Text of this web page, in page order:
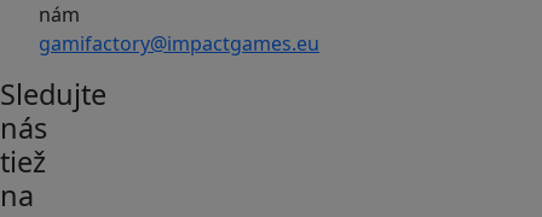
nám
gamifactory@impactgames.eu
Sledujte
nás
tiež
na